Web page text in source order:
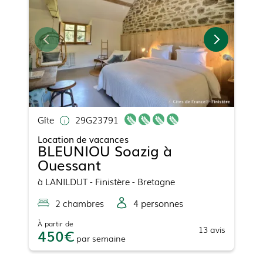
Gîte
29G23791
Location de vacances
BLEUNIOU Soazig à
Ouessant
à LANILDUT- Finistère - Bretagne
2 chambres 4 personnes
À partir de
450 par semaine
13 avis